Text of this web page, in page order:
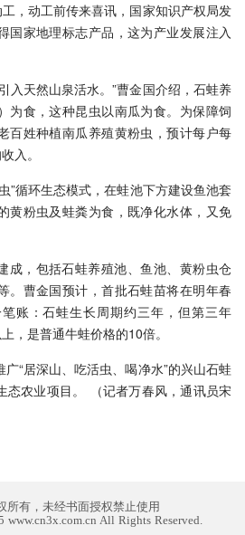
，动工前传来喜讯，国家知识产权局发
国家地理标志产品，这为产业发展注入
入天然山泉活水。”曹金国介绍，石蛙养
为食，这种昆虫以南瓜为食。为保障饲
百姓种植南瓜养殖黄粉虫，预计每户每
入。
循环生态模式，在蛙池下方建设鱼池套
黄粉虫及蛙粪为食，既净化水体，又免
成，包括石蛙养殖池、鱼池、黄粉虫仓
。曹金国预计，首批石蛙苗将在明年春
账：石蛙生长周期约三年，但第三年
，是普通牛蛙价格的10倍。
“居深山、吃活虫、喝净水”的兴山石蛙
态农业项目。 （记者万春风，通讯员宋
所有，未经书面授权禁止使用
All Rights Reserved.